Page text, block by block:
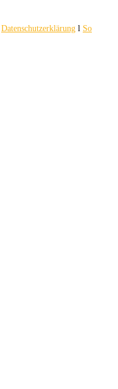
Datenschutzerklärung l So